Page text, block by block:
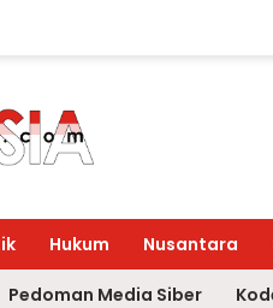
Hukum Nusantara
Pedoman Media Siber